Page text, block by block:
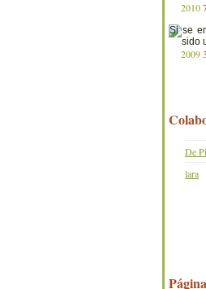
2010
2009
De
lara